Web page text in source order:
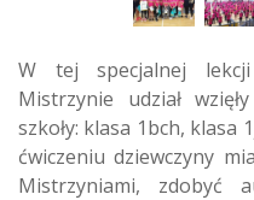
W tej specjalnej
Mistrzynie udział
szkoły: klasa 1bch, klasa
ćwiczeniu dziewczyny
Mistrzyniami, zdobyć